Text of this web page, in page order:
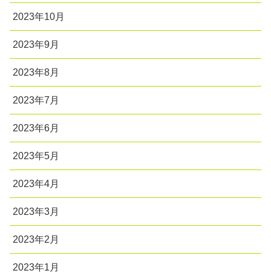
2023年10月
2023年9月
2023年8月
2023年7月
2023年6月
2023年5月
2023年4月
2023年3月
2023年2月
2023年1月